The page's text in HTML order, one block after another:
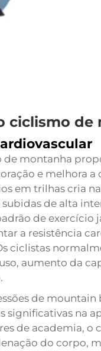
ciclismo de
de montanha
e melhora
em trilhas cria
de alta
de
a resistência
ciclistas
aumento da
de
significativas na
de academia, o
do corpo,